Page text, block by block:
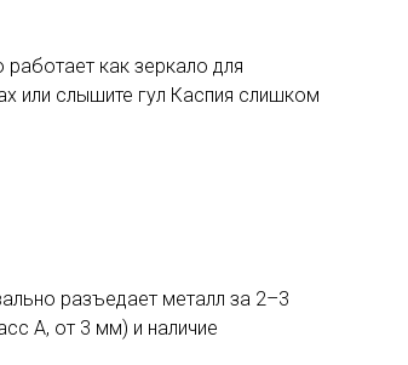
как зеркало для
или слышите гул Каспия слишком
разъедает металл за 2–3
А, от 3 мм) и наличие